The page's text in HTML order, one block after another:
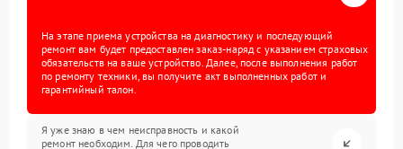
На этапе приема устройства на диагностику и последующий
ремонт вам будет предоставлен заказ-наряд с указанием страховых
обязательств на ваше устройство. Далее, после выполнения работ
по ремонту техники, вы получите акт выполненных работ и
гарантийный талон.
Я уже знаю в чем неисправность и какой
ремонт необходим. Для чего проводить